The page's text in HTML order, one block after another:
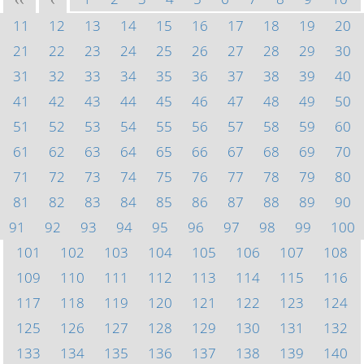
11
12 13 14 15 16 17 18 19
20
21
22 23 24 25 26 27 28 29
30
31
32 33 34 35 36 37 38 39
40
41
42 43 44 45 46 47 48 49
50
51
52 53 54 55 56 57 58 59
60
61
62 63 64 65 66 67 68 69
70
71
72 73 74 75 76 77 78 79
80
81
82 83 84 85 86 87 88 89
90
91
92 93 94 95 96 97 98 99
100
101
102 103 104 105 106 107
108
109
110 111 112 113 114 115
116
117
118 119 120 121 122 123
124
125
126 127 128 129 130 131
132
133
134 135 136 137 138 139 140